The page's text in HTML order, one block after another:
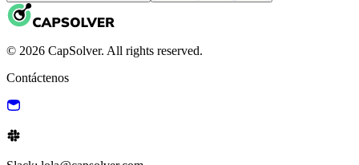
© 2026 CapSolver. All rights reserved.
Contáctenos